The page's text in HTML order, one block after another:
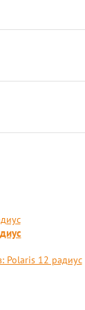
Polaris 12 радиус